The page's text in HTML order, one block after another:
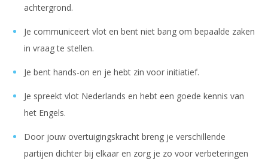
achtergrond.
Je communiceert vlot en bent niet bang om bepaalde zaken
in vraag te stellen.
Je bent hands-on en je hebt zin voor initiatief.
Je spreekt vlot Nederlands en hebt een goede kennis van
het Engels.
Door jouw overtuigingskracht breng je verschillende
partijen dichter bij elkaar en zorg je zo voor verbeteringen